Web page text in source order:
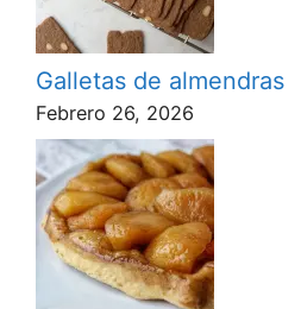
Galletas de almendras
Febrero 26, 2026